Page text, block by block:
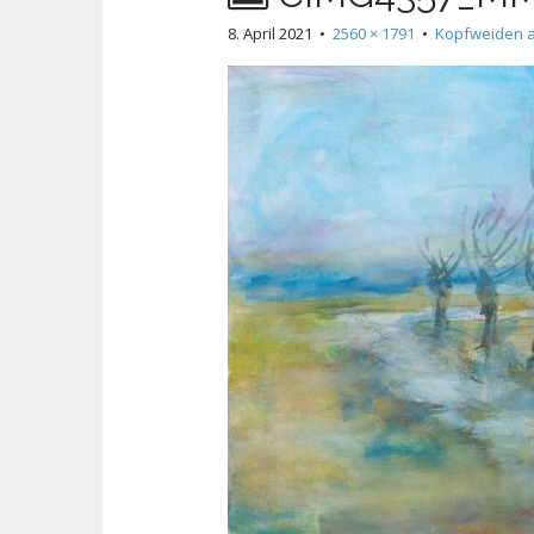
8. April 2021 • 2560 × 1791 • Kopfweiden